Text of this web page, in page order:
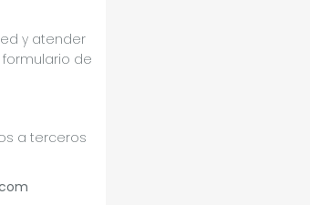
y atender
de
a terceros